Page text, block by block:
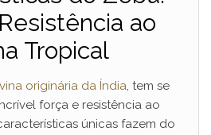
ao
Tropical
originária da Índia, tem se
força e resistência ao
únicas fazem do